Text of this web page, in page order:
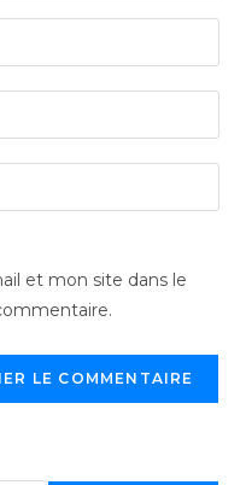
et mon site dans le